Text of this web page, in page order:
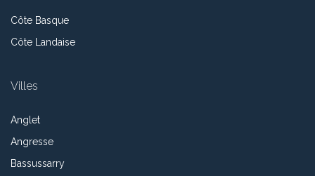
Côte Basque
Côte Landaise
Villes
Anglet
Angresse
Bassussarry